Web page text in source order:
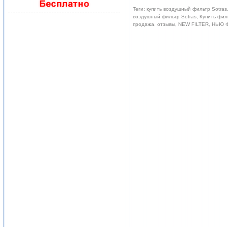
Теги: купить воздушный фильтр
воздушный фильтр Sotras, Купить
продажа, отзывы, NEW FILTER, НЬЮ